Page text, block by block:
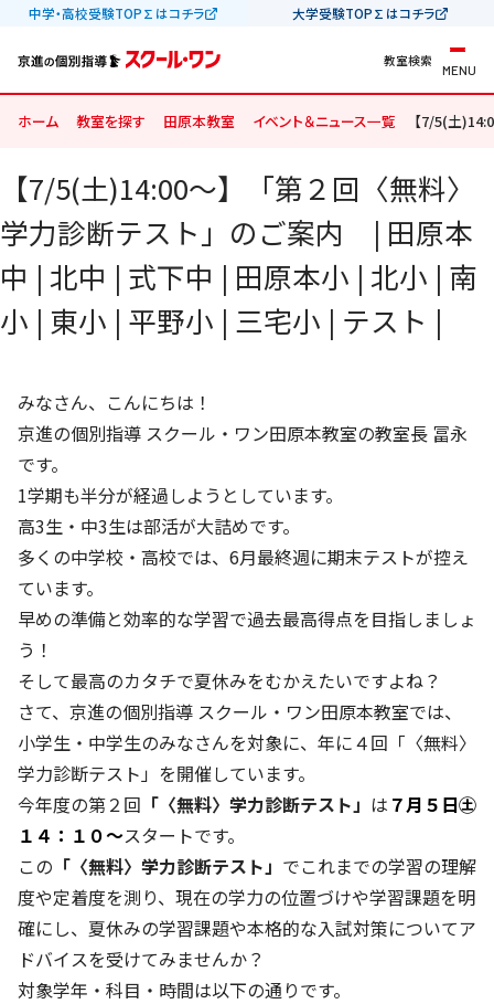
中学・高校受験TOP∑はコチラ 大学受験TOP∑はコチラ
教室検索
MENU
ホーム 教室を探す 田原本教室 イベント＆ニュース一覧 【7/5(土
【7/5(土)14:00～】「第２回〈無料〉
学力診断テスト」のご案内 | 田原本
中 | 北中 | 式下中 | 田原本小 | 北小 | 南
小 | 東小 | 平野小 | 三宅小 | テスト |
みなさん、こんにちは！
京進の個別指導 スクール・ワン田原本教室の教室長 冨永
です。
1学期も半分が経過しようとしています。
高3生・中3生は部活が大詰めです。
多くの中学校・高校では、6月最終週に期末テストが控え
ています。
早めの準備と効率的な学習で過去最高得点を目指しましょ
う！
そして最高のカタチで夏休みをむかえたいですよね？
さて、京進の個別指導 スクール・ワン田原本教室では、
小学生・中学生のみなさんを対象に、年に４回「〈無料〉
学力診断テスト」を開催しています。
今年度の第２回 「〈無料〉学力診断テスト」 は ７月５日㊏
１４：１０～スタートです。
この 「〈無料〉学力診断テスト」 でこれまでの学習の理解
度や定着度を測り、現在の学力の位置づけや学習課題を明
確にし、夏休みの学習課題や本格的な入試対策についてア
ドバイスを受けてみませんか？
対象学年・科目・時間は以下の通りです。